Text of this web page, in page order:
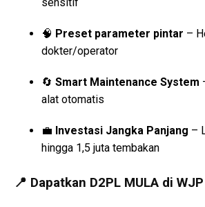
🧠 Preset parameter pintar –
dokter/operator
🔄 Smart Maintenance System
alat otomatis
💼 Investasi Jangka Panjang –
hingga 1,5 juta tembakan
📍 Dapatkan D2PL MULA di